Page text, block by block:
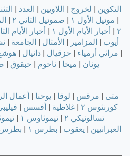
التكوين | لخروج | اللاويين | العدد |
| موئيل الأول ١ | صموئيل الثاني ٢ |
٢ | أخبار الأيام الأول ١ | أخبار الأيام
أيوب | المزامير | الأمثال | الجامعة |
| مراثي أرمياء | حزقيال | دانيال |
يونان | ميخا | ناحوم | حبقوق |
متى | مرقس | لوقا | يوحنا | أعمال
كورنثوس ٢
| غلاطية | أفسس |
تسالونيكي ٢
| تيموثاوس ١ |
العبرانيين | يعقوب | بطرس ١ | بطرس